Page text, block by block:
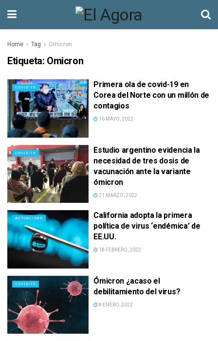
Home Tag Omicron
Etiqueta: Omicron
COVID-19
Primera ola de covid-19 en
Corea del Norte con un millón de
contagios
16 MAYO, 2022
COVID-19
Estudio argentino evidencia la
necesidad de tres dosis de
vacunación ante la variante
ómicron
21 MARZO, 2022
ACTUALIDAD
California adopta la primera
política de virus ‘endémica’ de
EE.UU.
18 FEBRERO, 2022
COVID-19
Ómicron ¿acaso el
debilitamiento del virus?
8 ENERO, 2022